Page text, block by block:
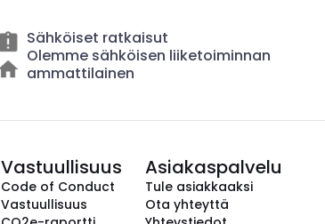
Sähköiset ratkaisut
Olemme sähköisen liiketoiminnan
ammattilainen
Vastuullisuus
Code of Conduct
Vastuullisuus
Asiakaspalvelu
Tule asiakkaaksi
Ota yhteyttä